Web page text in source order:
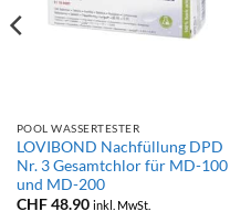
POOL WASSERTESTER
LOVIBOND Nachfüllung DPD
Nr. 3 Gesamtchlor für MD-100
und MD-200
CHF48.90 inkl. MwSt.